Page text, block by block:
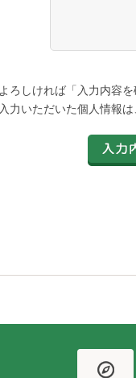
よろしければ「入力内容
力いただいた個人情報